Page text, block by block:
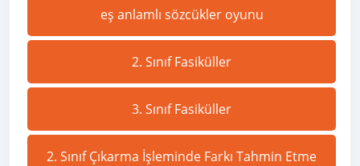
eş anlamlı sözcükler oyunu
2. Sınıf Fasiküller
3. Sınıf Fasiküller
2. Sınıf Çıkarma İşleminde Farkı Tahmin Etme